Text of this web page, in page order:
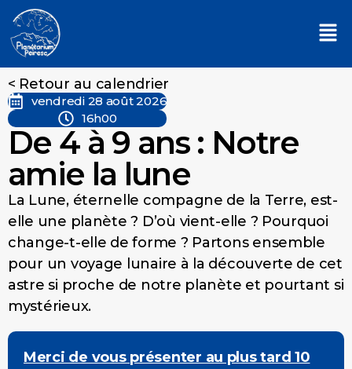
< Retour au calendrier
vendredi 28 août 2026
16h00
De 4 à 9 ans : Notre
amie la lune
La Lune, éternelle compagne de la Terre, est-
elle une planète ? D’où vient-elle ? Pourquoi
change-t-elle de forme ? Partons ensemble
pour un voyage lunaire à la découverte de cet
astre si proche de notre planète et pourtant si
mystérieux.
Merci de vous présenter au plus tard 10